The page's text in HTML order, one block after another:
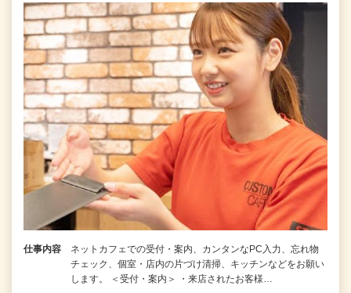
仕事内容
ネットカフェでの受付・案内、カンタンなPC入力、忘れ物
チェック、個室・店内の片づけ清掃、キッチンなどをお願い
します。 ＜受付・案内＞ ・来店されたお客様…